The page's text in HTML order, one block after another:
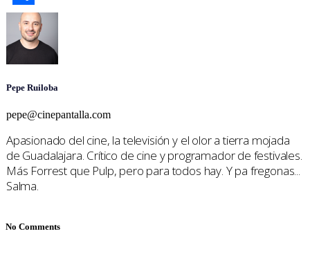
Link
Compartir
Pepe Ruiloba
pepe@cinepantalla.com
Apasionado del cine, la televisión y el olor a tierra mojada
de Guadalajara. Crítico de cine y programador de festivales.
Más Forrest que Pulp, pero para todos hay. Y pa fregonas...
Salma.
No Comments